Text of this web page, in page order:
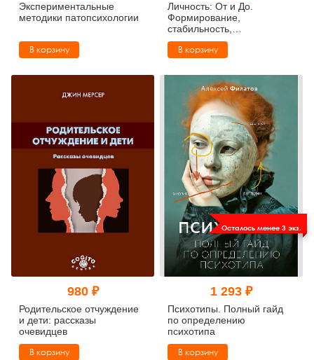
Экспериментальные
методики патопсихологии
В корзину
Личность: От и До.
Формирование,
стабильность,
нестабильность, развитие,
деградация
В корзину
980 ₽
Родительское отчуждение
и дети: рассказы
очевидцев
В корзину
Осталось менее 3 экз.
1 293 ₽
Психотипы. Полный гайд
по определению
психотипа
В корзину